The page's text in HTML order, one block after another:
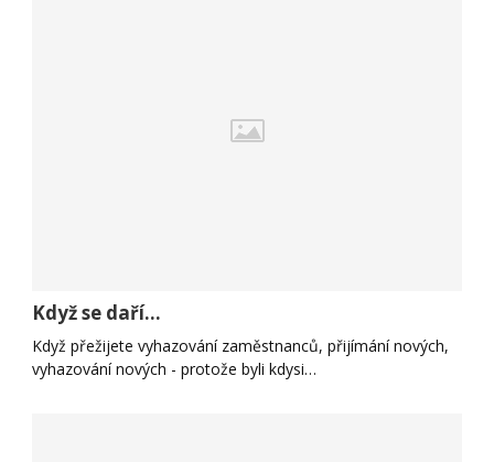
Když se daří...
Když přežijete vyhazování zaměstnanců, přijímání nových,
vyhazování nových - protože byli kdysi…